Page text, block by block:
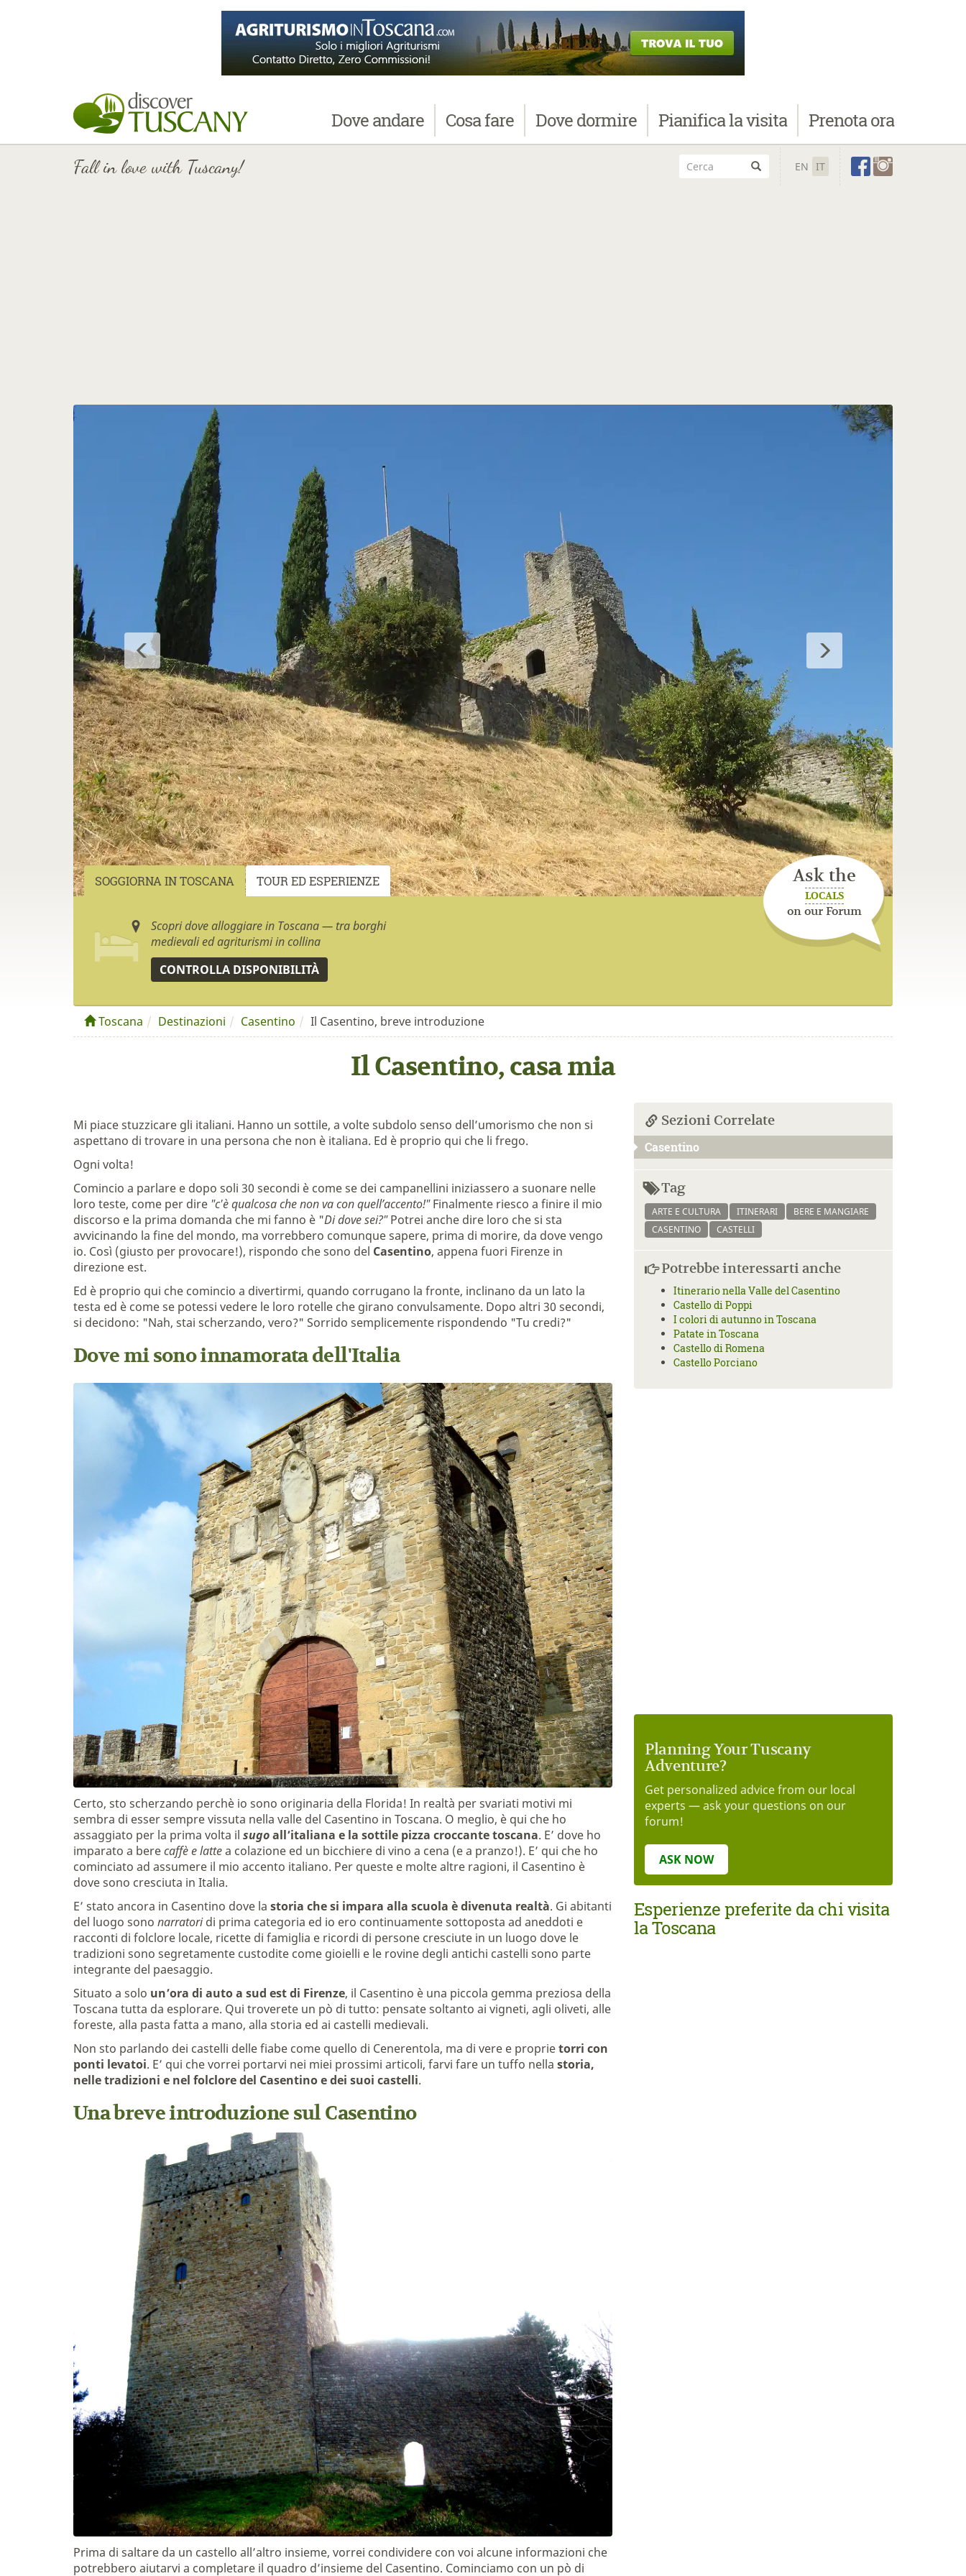
Doveandare Cosafare Dovedormire Pianificala visita Prenotaora
Fall in love with Tuscany! EN IT
Ask the
LOCALS
on our Forum
SOGGIORNA IN TOSCANA TOUR ED ESPERIENZE
Scopri dove alloggiare in Toscana — tra borghi
medievali ed agriturismi in collina
CONTROLLA DISPONIBILITÀ
Toscana Destinazioni Casentino Il Casentino, breve introduzione
Il Casentino, casa mia
Mi piace stuzzicare gli italiani. Hanno un sottile, a volte subdolo senso dell’umorismo che non si
aspettano di trovare in una persona che non è italiana. Ed è proprio qui che li frego.
Ogni volta!
Comincio a parlare e dopo soli 30 secondi è come se dei campanellini iniziassero a suonare nelle
loro teste, come per dire "c'è qualcosa che non va con quell’accento!"Finalmente riesco a finire il mio
discorso e la prima domanda che mi fanno è "Di dove sei?"Potrei anche dire loro che si sta
avvicinando la fine del mondo, ma vorrebbero comunque sapere, prima di morire, da dove vengo
io. Così (giusto per provocare!), rispondo che sono del Casentino, appena fuori Firenze in
direzione est.
Ed è proprio qui che comincio a divertirmi, quando corrugano la fronte, inclinano da un lato la
testa ed è come se potessi vedere le loro rotelle che girano convulsamente. Dopo altri 30 secondi,
si decidono: "Nah, stai scherzando, vero?" Sorrido semplicemente rispondendo "Tu credi?"
Dove mi sono innamorata dell'Italia
Certo, sto scherzando perchè io sono originaria della Florida! In realtà per svariati motivi mi
sembra di esser sempre vissuta nella valle del Casentino in Toscana. O meglio, è qui che ho
assaggiato per la prima volta il sugoall’italiana e la sottile pizza croccante toscana. E’ dove ho
imparato a berecaffè e lattea colazione ed un bicchiere di vino a cena (e a pranzo!). E’ qui che ho
cominciato ad assumere il mio accento italiano. Per queste e molte altre ragioni, il Casentino è
dove sono cresciuta in Italia.
E’ stato ancora in Casentino dove la storia che si impara alla scuola è divenuta realtà. Gi abitanti
del luogo sono narratoridi prima categoria ed io ero continuamente sottoposta ad aneddoti e
racconti di folclore locale, ricette di famiglia e ricordi di persone cresciute in un luogo dove le
tradizioni sono segretamente custodite come gioielli e le rovine degli antichi castelli sono parte
integrante del paesaggio.
Situato a solo un’ora di auto a sud est di Firenze, il Casentino è una piccola gemma preziosa della
Toscana tutta da esplorare. Qui troverete un pò di tutto: pensate soltanto ai vigneti, agli oliveti, alle
foreste, alla pasta fatta a mano, alla storia ed ai castelli medievali.
Non sto parlando dei castelli delle fiabe come quello di Cenerentola, ma di vere e proprietorri con
ponti levatoi. E’ qui che vorrei portarvi nei miei prossimi articoli, farvi fare un tuffo nella storia,
nelle tradizioni e nel folclore del Casentino e dei suoi castelli.
Una breve introduzione sul Casentino
Prima di saltare da un castello all’altro insieme, vorrei condividere con voi alcune informazioni che
potrebbero aiutarvi a completare il quadro d’insieme del Casentino. Cominciamo con un pò di
Sezioni Correlate
Casentino
Tag
ARTE E CULTURA ITINERARI
BERE E MANGIARE
CASENTINO
CASTELLI
Potrebbe interessarti anche
Itinerario nella Valle del Casentino
Castello di Poppi
I colori di autunno in Toscana
Patate in Toscana
Castello di Romena
Castello Porciano
Planning Your Tuscany
Adventure?
Get personalized advice from our local
experts — ask your questions on our
forum!
ASK NOW
Esperienze preferite da chi visita
la Toscana